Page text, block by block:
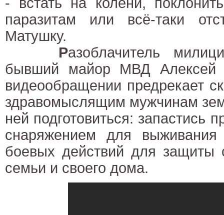
паразитам или всё-таки
Матушку.
Разоблачитель
бывший майор МВД Алексей
видеообращении предрекает
здравомыслящим мужчинам
ней подготовиться: запастись
снаряжением для
боевых действий для защиты
семьи и своего дома.